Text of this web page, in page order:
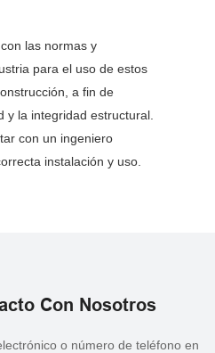
las normas y
para el uso de estos
a fin de
y la integridad estructural.
con un ingeniero
instalación y uso.
Con Nosotros
o número de teléfono en